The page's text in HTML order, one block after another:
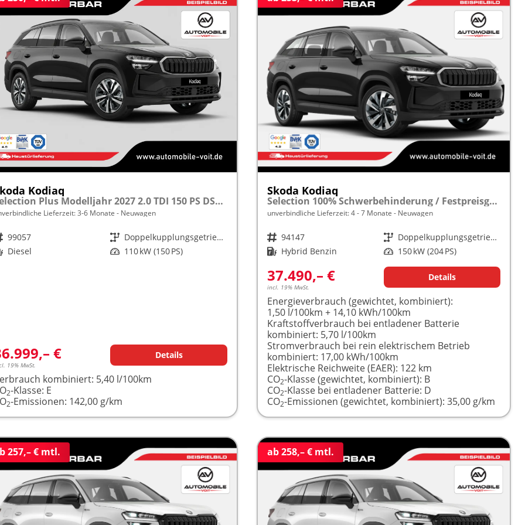
Kodiaq
Selection Plus Modelljahr 2027 2.0 TDI 150 PS DSG TEMPOMAT/R.KAMERA/SHZ/LED/LENKRADHEIZUNG frei konfigurierbar!
Lieferzeit: 3-6 Monate Neuwagen
99057 Getriebe
Doppelkupplungsgetriebe (DSG)
Diesel Leistung 110 kW (150 PS)
€
19% MwSt.
Details
kombiniert: 5,40 l/100km
2-Klasse: E
2-Emissionen: 142,00 g/km
Skoda Kodiaq
Selection 100% Schwerbehinderung / Festpreisgarantie* Modelljahr 1.5 TSI iV PLUG-IN-HYBRID 204PS DSG "Sonderangebot bei Schwerbehinderung" frei konfigurierbar!
unverbindliche Lieferzeit: 4 - 7 Monate Neuwagen
Fahrzeugnr. 94147 Getriebe
Doppelkupplungsgetriebe (DSG)
Kraftstoff Hybrid Benzin Leistung 150 kW (204 PS)
37.490,– €
incl. 19% MwSt.
Details
Energieverbrauch (gewichtet, kombiniert):
1,50 l/100km + 14,10 kWh/100km
Kraftstoffverbrauch bei entladener Batterie
kombiniert: 5,70 l/100km
Stromverbrauch bei rein elektrischem Betrieb
kombiniert: 17,00 kWh/100km
Elektrische Reichweite (EAER): 122 km
CO2-Klasse (gewichtet, kombiniert): B
CO2-Klasse bei entladener Batterie: D
CO2-Emissionen (gewichtet, kombiniert): 35,00 g/km
257,– € mtl. ab 258,– € mtl.